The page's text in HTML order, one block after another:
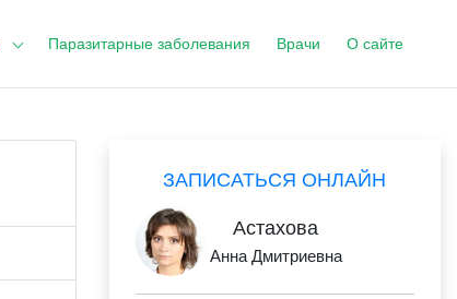
Паразитарные заболевания Врачи О сайте
ЗАПИСАТЬСЯ ОНЛАЙН
Астахова
Анна Дмитриевна